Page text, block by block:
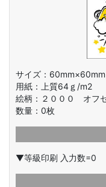
サイズ：60mm×60mm
用紙：上質64ｇ/m2
絵柄： ２０００ オフ
数量： 0枚
▼等級印刷 入力数=0